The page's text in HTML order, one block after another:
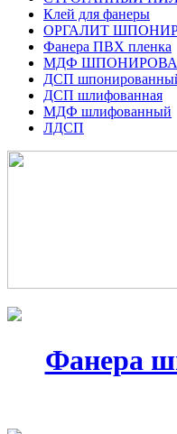
Клей для фанеры
ОРГАЛИТ
Фанера ПВХ пленка
МДФ
ДСП
ДСП шлифованная
МДФ шлифованный
ЛДСП
Фанера